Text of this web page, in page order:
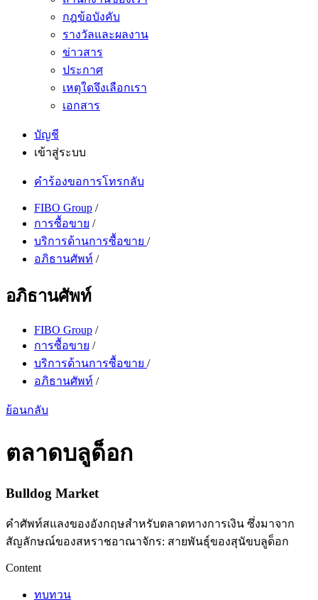
กฎข้อบังคับ
รางวัลและผลงาน
ข่าวสาร
ประกาศ
เหตุใดจึงเลือกเรา
เอกสาร
บัญชี
เข้าสู่ระบบ
คำร้องขอการโทรกลับ
FIBO Group /
การซื้อขาย /
บริการด้านการซื้อขาย /
อภิธานศัพท์ /
อภิธานศัพท์
FIBO Group /
การซื้อขาย /
บริการด้านการซื้อขาย /
อภิธานศัพท์ /
ย้อนกลับ
ตลาดบลูด็อก
Bulldog Market
คำศัพท์สแลงของอังกฤษสำหรับตลาดทางการเงิน ซึ่งมาจาก
สัญลักษณ์ของสหราชอาณาจักร: สายพันธุ์ของสุนัขบลูด็อก
Content
ทบทวน